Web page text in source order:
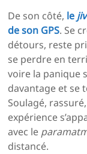
De son côté, le
de son GPS. Se
détours, reste
se perdre en
voire la panique
davantage et se
Soulagé,
expérience
avec le
distancé.